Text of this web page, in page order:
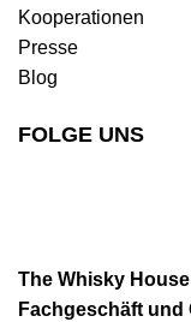
Kooperationen
Presse
Blog
FOLGE UNS
The Whisky House
Fachgeschäft und